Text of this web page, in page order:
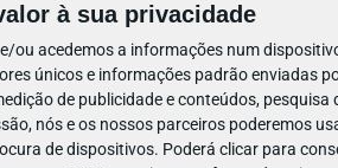
à sua privacidade
ou acedemos a informações num
únicos e informações padrão enviadas
de publicidade e conteúdos, pesquisa
nós e os nossos parceiros poderemos
de dispositivos. Poderá clicar para
NOS, entre muitos outros
adulto e para uma criança, até aos
pacote à medida da sua família.